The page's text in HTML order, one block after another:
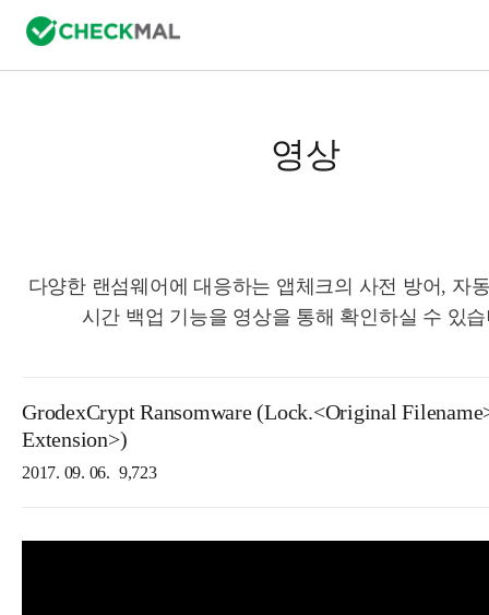
영상
다양한 랜섬웨어에 대응하는 앱체크의 사전 방어, 자
시간 백업 기능을 영상을 통해 확인하실 수 있
GrodexCrypt Ransomware (Lock.<Original
Extension>)
2017. 09. 06. 9,723